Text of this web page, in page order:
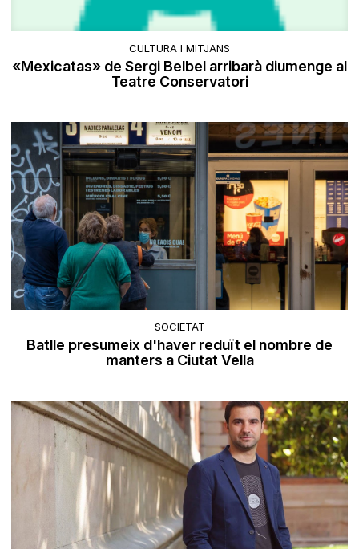
CULTURA I MITJANS
«Mexicatas» de Sergi Belbel arribarà diumenge al
Teatre Conservatori
SOCIETAT
Batlle presumeix d'haver reduït el nombre de
manters a Ciutat Vella